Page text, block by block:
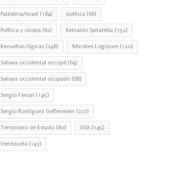
Palestina/Israel (184) política (66)
Política y utopia (62) Reinaldo Spitaletta (152)
Revueltas lógicas (246) Révoltes Logiques (120)
Sahara occidental occupé (64)
Sahara occidental ocupado (88)
Sergio Ferrari (145)
Sergio Rodríguez Gelfenstein (227)
Terrorismo de Estado (80) USA (145)
Venezuela (143)